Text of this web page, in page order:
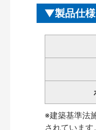
製品仕様
※建築基準法
されています。